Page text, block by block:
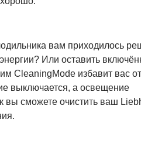
вам приходилось
Или оставить
CleaningMode избавит вас от
выключается, а освещение
вы сможете очистить ваш